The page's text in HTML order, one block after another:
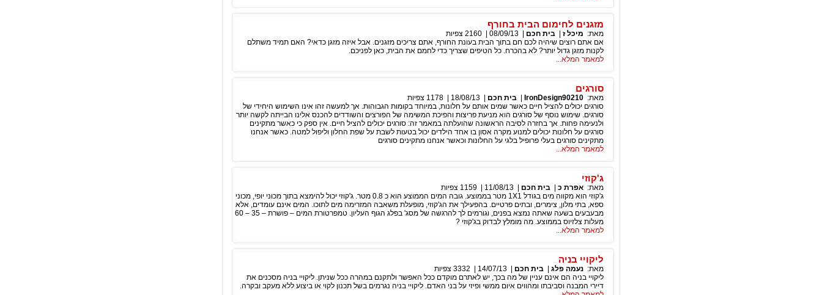
מזגנים לחימום הבית בחורף
מאת: מיכל ז בית חכם 08/09/13
2160 צפיות
אם אתם רוצים שיהיה לכם חם בתוך הבית בעונת החורף, אתם צריכים מזגנים. אבל איזה מזגן כדאי? האם תמיד משתלם
לקנות מזגן גדול יותר? לא בהכרח. כל הטיפים שצריך כדי לחמם את הבית, כאן לפניכם.
למאמר המלא...
סורגים
מאת: IronDesign90210 בית חכם 18/08/13
1178 צפיות
סורגים יכולים להציל חיים כאשר שמים אותם על חלונות, במיוחד בקומות הגבוהות. אך למעשה זהו אינו השימוש היחידי של
סורגים. שימוש נוסף של סורגים הוא מניעת פריצות והפיכת המשימה של הפורצים והשודדים להכנס אלינו הבייתה לקשה יותר
ולנעימה פחות. אך בחזרה לסיבה הראשונה שהועלתה במאמר זה: סורגים יכולים להציל חיים. אין ספק כי כאשר מתקינים
סורגים על חלונות יכולים למנוע מקרה אסון בו אחד הילדים יכול בטעות לשבת על שפת החלון וליפול למטה. כאשר אנחנו
מתקינים סורגים בעלי פרופיל בלגי על החלונות וכאשר אנחנו מתקינים סורגים
למאמר המלא...
ג'קוזי
מאת: אפרת כ בית חכם 11/08/13
1159 צפיות
ג'קוזי הוא מקווה מים בגודל 1X1 מטר בממוצע. גובה המים הממוצע הוא כ 0.8 מטר. ג'קוזי יכול להימצא בתוך מכוני יופי, מכוני
ספא, בתי מלון, צימרים, ובתים פרטיים. בהפעילך את הג'קוזי, מופעלת משאבה המזרימה מים לתוכו. המים אינם עומדים, אלא
מבעבעים בשעה שאתה נמצא בפנים, וגורמים לך להרגשה של מסג' בפלג הגוף העליון. טמפרטורת המים – פושרת – 35 – 60
מעלות צלזיוס בממוצע. מה מומלץ לבדוק בג'קוזי ?
למאמר המלא...
ליקויי בניה
מאת: נעמה פלג בית חכם 14/07/13
3332 צפיות
ליקויי בניה הם אינם עניין של מה בכך, יש לאתרם מוקדם ככל האפשר ולתקנם במהרה ככל שניתן. ליקויי בניה מסכנים את
דיירי המבנה וסביבתו ומהווים איום ממשי ופיזי על בני האדם. ליקויי בניה נגרמים בשל תכנון לקוי או ביצוע ללא מעקב ובקרה.